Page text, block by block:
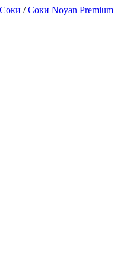
Соки /Соки Noyan Premium